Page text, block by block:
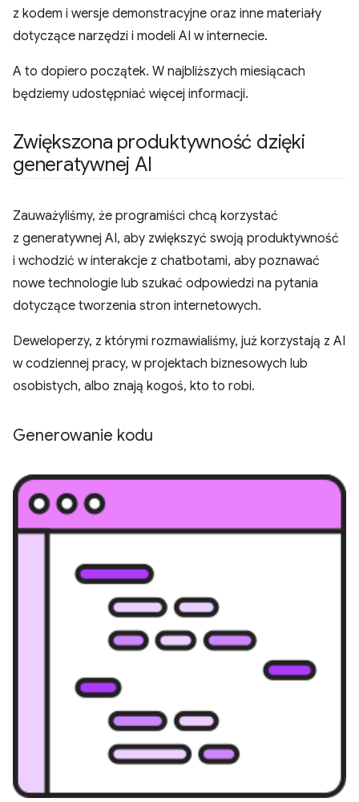
z kodem i wersje demonstracyjne oraz inne materiały
dotyczące narzędzi i modeli AI w internecie.
A to dopiero początek. W najbliższych miesiącach
będziemy udostępniać więcej informacji.
Zwiększona produktywność dzięki
generatywnej AI
Zauważyliśmy, że programiści chcą korzystać
z generatywnej AI, aby zwiększyć swoją produktywność
i wchodzić w interakcje z chatbotami, aby poznawać
nowe technologie lub szukać odpowiedzi na pytania
dotyczące tworzenia stron internetowych.
Deweloperzy, z którymi rozmawialiśmy, już korzystają z AI
w codziennej pracy, w projektach biznesowych lub
osobistych, albo znają kogoś, kto to robi.
Generowanie kodu